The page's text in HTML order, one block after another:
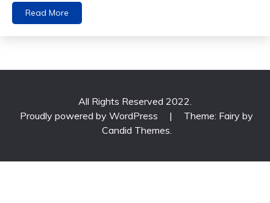
Read More
All Rights Reserved 2022.
Proudly powered by WordPress
|
Theme: Fairy by
Candid Themes.